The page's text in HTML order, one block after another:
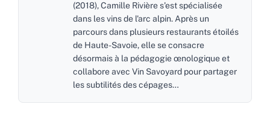
(2018), Camille Rivière s'est spécialisée
dans les vins de l'arc alpin. Après un
parcours dans plusieurs restaurants étoilés
de Haute-Savoie, elle se consacre
désormais à la pédagogie œnologique et
collabore avec Vin Savoyard pour partager
les subtilités des cépages…